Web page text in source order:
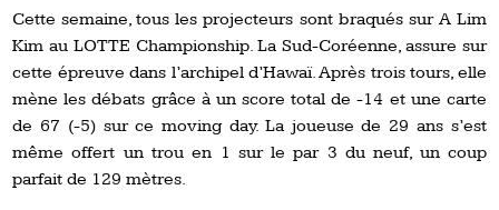
Cette semaine, tous les projecteurs sont braqués sur A Lim
Kim au LOTTE Championship. La Sud-Coréenne, assure sur
cette épreuve dans l’archipel d’Hawaï. Après trois tours, elle
mène les débats grâce à un score total de -14 et une carte
de 67 (-5) sur ce moving day. La joueuse de 29 ans s’est
même offert un trou en 1 sur le par 3 du neuf, un coup
parfait de 129 mètres.